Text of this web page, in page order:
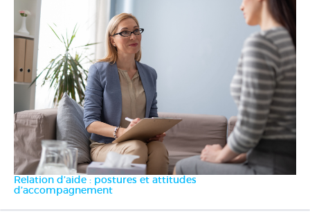
Relation d’aide : postures et attitudes
d’accompagnement